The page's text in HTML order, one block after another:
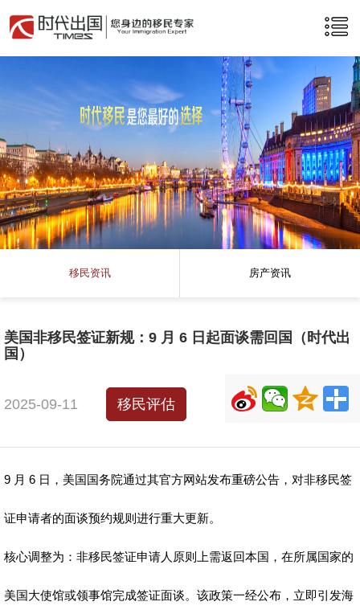
移民资讯 房产资讯
美国非移民签证新规：9 月 6 日起面谈需回国（时代出
国）
2025-09-11 移民评估
9 月 6 日，美国国务院通过其官方网站发布重磅公告，对非移民签
证申请者的面谈预约规则进行重大更新。
核心调整为：非移民签证申请人原则上需返回本国，在所属国家的
美国大使馆或领事馆完成签证面谈。该政策一经公布，立即引发海